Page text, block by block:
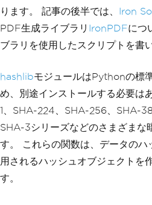
ります。 記事の後半では、 Iron
PDF生成ライブラリ IronPDFにつ
ブラリを使用したスクリプトを書
hashlibモジュールはPythonの標
め、別途インストールする必要は
1、SHA-224、SHA-256、SHA-
SHA-3シリーズなどのさまざまな
す。 これらの関数は、データのハ
用されるハッシュオブジェクトを
す。